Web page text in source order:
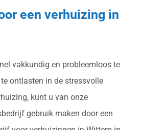
een verhuizing in
vakkundig en probleemloos te
ontlasten in de stressvolle
kunt u van onze
gebruik maken door een